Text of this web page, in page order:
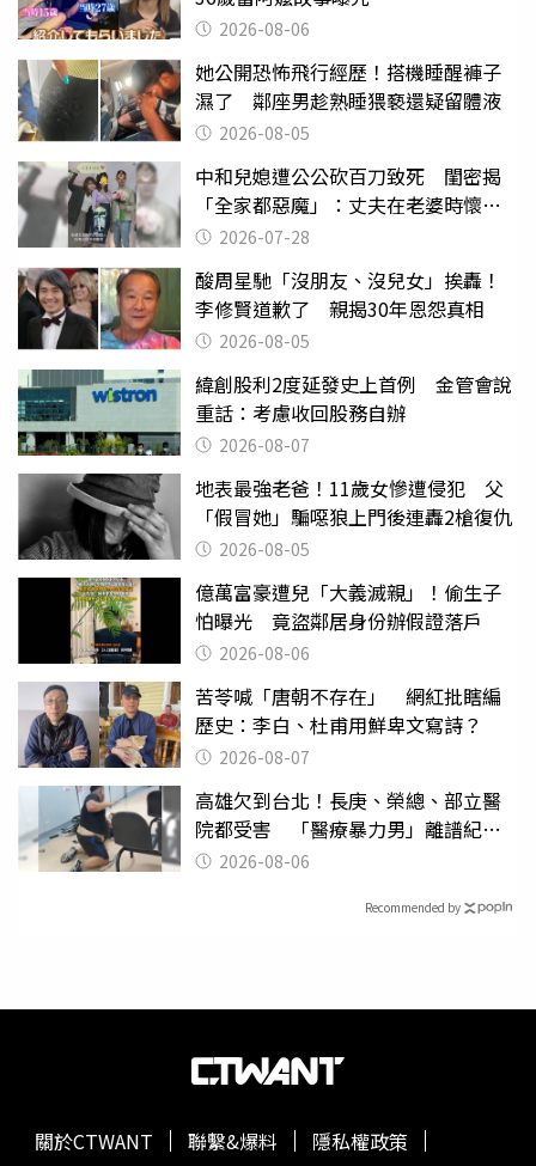
2026-08-06
她公開恐怖飛行經歷！搭機睡醒褲子
濕了 鄰座男趁熟睡猥褻還疑留體液
2026-08-05
中和兒媳遭公公砍百刀致死 閨密揭
「全家都惡魔」：丈夫在老婆時懷孕
摔東西
2026-07-28
酸周星馳「沒朋友、沒兒女」挨轟！
李修賢道歉了 親揭30年恩怨真相
2026-08-05
緯創股利2度延發史上首例 金管會說
重話：考慮收回股務自辦
2026-08-07
地表最強老爸！11歲女慘遭侵犯 父
「假冒她」騙噁狼上門後連轟2槍復仇
2026-08-05
億萬富豪遭兒「大義滅親」！偷生子
怕曝光 竟盜鄰居身份辦假證落戶
2026-08-06
苦苓喊「唐朝不存在」 網紅批瞎編
歷史：李白、杜甫用鮮卑文寫詩？
2026-08-07
高雄欠到台北！長庚、榮總、部立醫
院都受害 「醫療暴力男」離譜紀錄
曝光2026-08-06
Recommended by
關於CTWANT 聯繫&爆料 隱私權政策